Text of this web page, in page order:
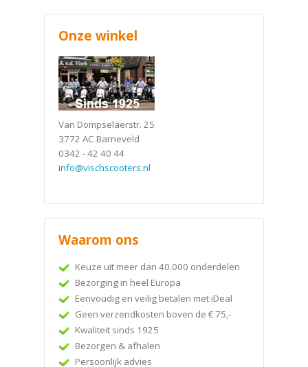
Onze winkel
Van Dompselaerstr. 25
3772 AC Barneveld
0342 - 42 40 44
info@vischscooters.nl
Waarom ons
Keuze uit meer dan 40.000 onderdelen
Bezorging in heel Europa
Eenvoudig en veilig betalen met iDeal
Geen verzendkosten boven de € 75,-
Kwaliteit sinds 1925
Bezorgen & afhalen
Persoonlijk advies